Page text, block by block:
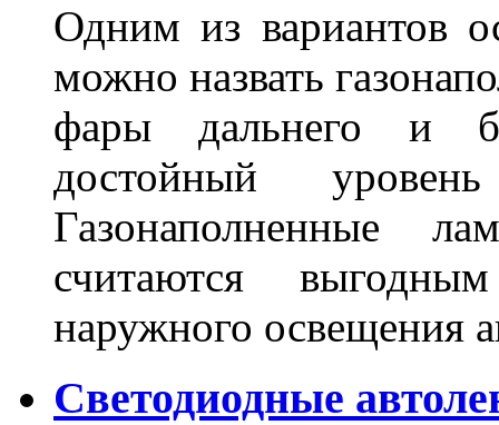
Одним из вариантов
можно назвать
фары дальнего и
достойный
Газонаполненные
считаются
наружного освещения
Светодиодные